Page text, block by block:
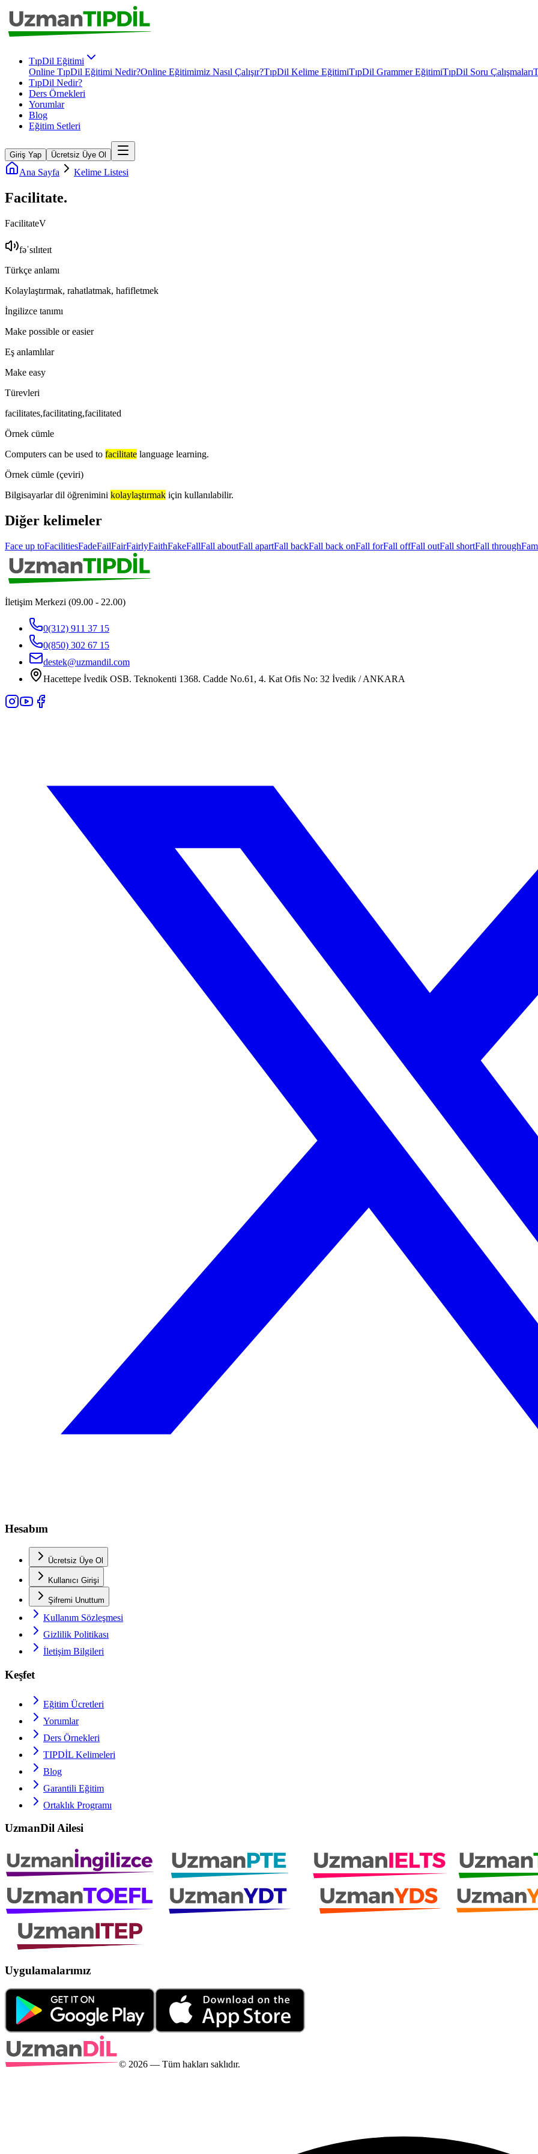
TıpDil Eğitimi
Online TıpDil Eğitimi Nedir?Online Eğitimimiz Nasıl Çalışır?TıpDil Kelime EğitimiTıpDil Grammer EğitimiTıpDil Soru Çalışmaları
TıpDil Nedir?
Ders Örnekleri
Yorumlar
Blog
Eğitim Setleri
Giriş Yap Ücretsiz Üye Ol
Ana Sayfa Kelime Listesi
Facilitate.
FacilitateV
fəˈsɪlɪteɪt
Türkçe anlamı
Kolaylaştırmak, rahatlatmak, hafifletmek
İngilizce tanımı
Make possible or easier
Eş anlamlılar
Make easy
Türevleri
facilitates,facilitating,facilitated
Örnek cümle
Computers can be used to facilitate language learning.
Örnek cümle (çeviri)
Bilgisayarlar dil öğrenimini kolaylaştırmak için kullanılabilir.
Diğer kelimeler
Face up toFacilitiesFadeFailFairFairlyFaithFakeFallFall aboutFall apartFall backFall back onFall forFall offFall outFall shortFall through
İletişim Merkezi (09.00 - 22.00)
0(312) 911 37 15
0(850) 302 67 15
destek@uzmandil.com
Hacettepe İvedik OSB. Teknokenti 1368. Cadde No.61, 4. Kat Ofis No: 32 İvedik / ANKARA
Hesabım
Ücretsiz Üye Ol
Kullanıcı Girişi
Şifremi Unuttum
Kullanım Sözleşmesi
Gizlilik Politikası
İletişim Bilgileri
Keşfet
Eğitim Ücretleri
Yorumlar
Ders Örnekleri
TIPDİL Kelimeleri
Blog
Garantili Eğitim
Ortaklık Programı
UzmanDil Ailesi
Uygulamalarımız
© 2026 — Tüm hakları saklıdır.